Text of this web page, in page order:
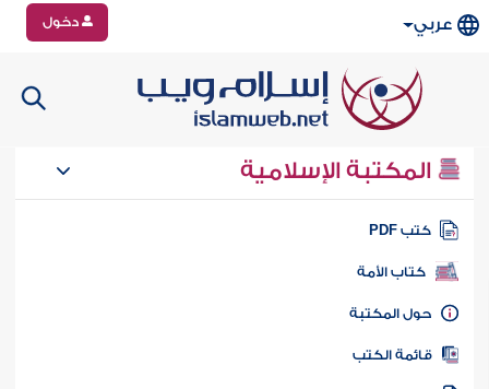
عربي دخول
المكتبة الإسلامية
كتب PDF
كتاب الأمة
المكتبة